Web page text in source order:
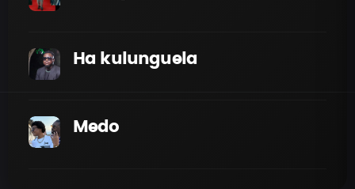
Ha kulunguela
Medo